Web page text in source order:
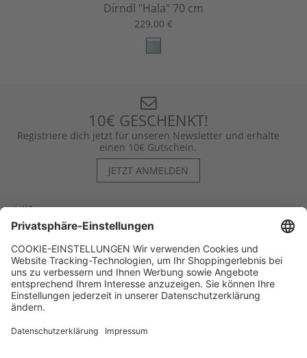
Dirndl "Hala" 70 cm
229,00 €
10€ GESCHENKT!
Registriere dich jetzt für unseren Newsletter und erhalte
einen 10€ Gutschein.
JETZT ANMELDEN
Hilfe
Kontakt
Kategorien